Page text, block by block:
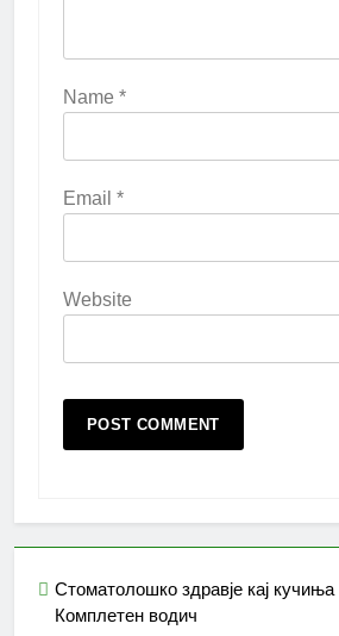
Name *
Email *
Website
Стоматолошко здравје кај
Комплетен водич